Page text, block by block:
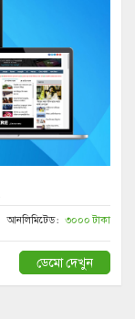
আনলিমিটেড : ৩০০০ টাকা
ডেমো দেখুন